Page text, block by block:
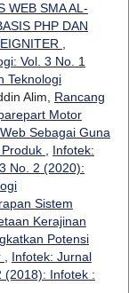
WEB SMA AL-
PHP DAN
,
Vol. 3 No. 1
Teknologi
Alim, Rancang
Motor
Sebagai Guna
, Infotek:
No. 2 (2020):
Sistem
Kerajinan
Potensi
, Infotek: Jurnal
(2018): Infotek :